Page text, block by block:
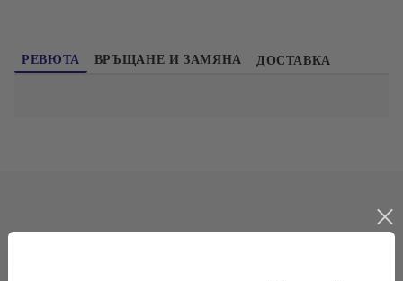
РЕВЮТА ВРЪЩАНЕ И ЗАМЯНА ДОСТАВКА